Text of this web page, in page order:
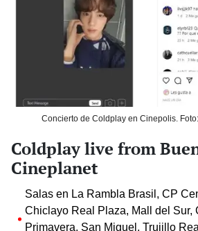
Concierto de Coldplay en Cinepolis.
Coldplay live from
Cineplanet
Salas en La Rambla Brasil, CP
Chiclayo Real Plaza, Mall del Sur,
Primavera, San Miguel, Trujillo